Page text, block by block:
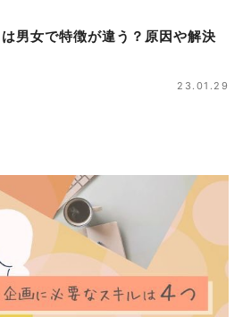
男女で特徴が違う？原因や解決
23.01.29